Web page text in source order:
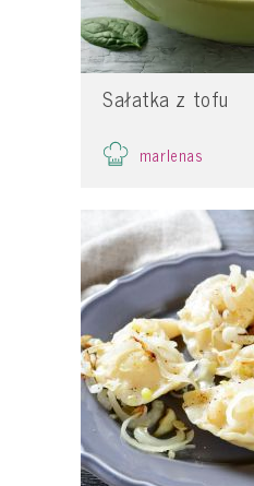
Sałatka z tofu
marlenas